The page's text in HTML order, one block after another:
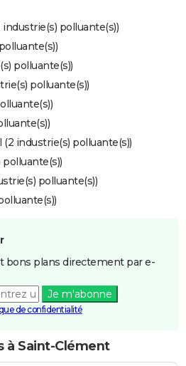
polluante(s))
polluante(s))
polluante(s))
industrie(s) polluante(s))
polluante(s))
polluante(s))
bons plans directement par e-
Je m'abonne
de confidentialité
à Saint-Clément